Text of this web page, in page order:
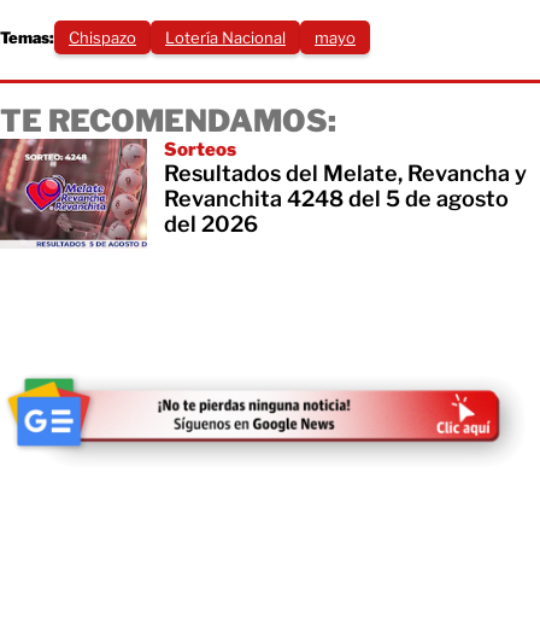
Temas: Chispazo Lotería Nacional mayo
TE RECOMENDAMOS:
Sorteos
Resultados del Melate, Revancha y
Revanchita 4248 del 5 de agosto
del 2026